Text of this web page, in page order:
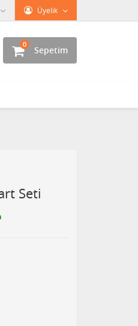
Üyelik
Sepetim
0
Seti